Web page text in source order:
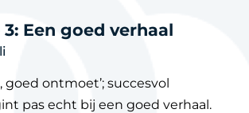
Een goed verhaal
goed ontmoet’; succesvol
pas echt bij een goed verhaal.